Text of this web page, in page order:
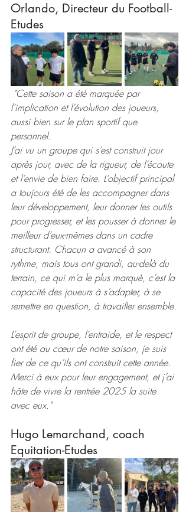
Orlando, Directeur du Football-
Etudes
"Cette saison a été marquée par
l’implication et l’évolution des joueurs,
aussi bien sur le plan sportif que
personnel.
J’ai vu un groupe qui s’est construit jour
après jour, avec de la rigueur, de l’écoute
et l’envie de bien faire. L’objectif principal
a toujours été de les accompagner dans
leur développement, leur donner les outils
pour progresser, et les pousser à donner le
meilleur d’eux-mêmes dans un cadre
structurant. Chacun a avancé à son
rythme, mais tous ont grandi, au-delà du
terrain, ce qui m’a le plus marqué, c’est la
capacité des joueurs à s’adapter, à se
remettre en question, à travailler ensemble.
L’esprit de groupe, l’entraide, et le respect
ont été au cœur de notre saison, je suis
fier de ce qu’ils ont construit cette année.
Merci à eux pour leur engagement, et j’ai
hâte de vivre la rentrée 2025 la suite
avec eux."
Hugo Lemarchand, coach
Equitation-Etudes